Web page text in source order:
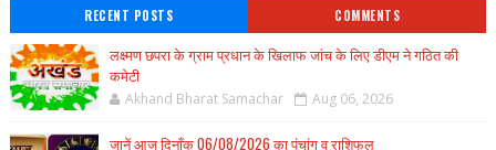
RECENT POSTS COMMENTS
लक्ष्मण छपरा के ग्राम प्रधान के खिलाफ जांच के लिए डीएम ने गठित की
कमेटी
Akhand Bharat Samachar Aug 06, 2026
जानें आज दिनाँक 06/08/2026 का पंचांग व राशिफल